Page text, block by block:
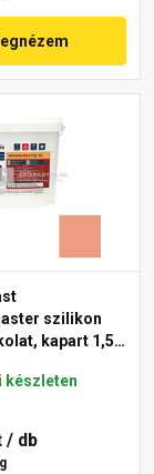
szilikon
kapart 1,5
készleten
/ db